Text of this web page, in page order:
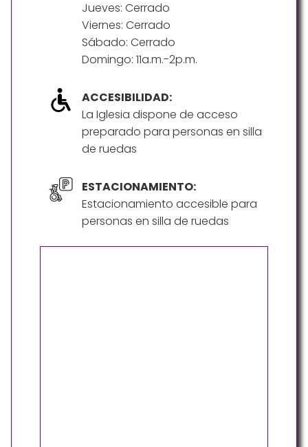
Jueves: Cerrado
Viernes: Cerrado
Sábado: Cerrado
Domingo: 11a.m.-2p.m.
ACCESIBILIDAD:
La Iglesia dispone de acceso
preparado para personas en silla
de ruedas
ESTACIONAMIENTO:
Estacionamiento accesible para
personas en silla de ruedas